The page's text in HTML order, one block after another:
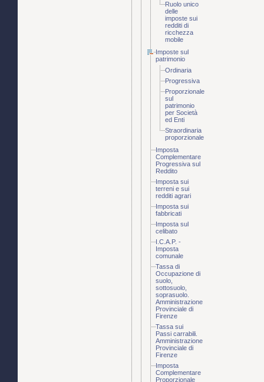
Ruolo unico
delle
imposte sui
redditi di
ricchezza
mobile
Imposte sul
patrimonio
Ordinaria
Progressiva
Proporzionale
sul
patrimonio
per Società
ed Enti
Straordinaria
proporzionale
Imposta
Complementare
Progressiva sul
Reddito
Imposta sui
terreni e sui
redditi agrari
Imposta sui
fabbricati
Imposta sul
celibato
I.C.A.P. -
Imposta
comunale
Tassa di
Occupazione di
suolo,
sottosuolo,
soprasuolo.
Amministrazione
Provinciale di
Firenze
Tassa sui
Passi carrabili.
Amministrazione
Provinciale di
Firenze
Imposta
Complementare
Proporzionale